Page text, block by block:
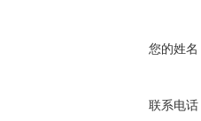
您的姓名
联系电话